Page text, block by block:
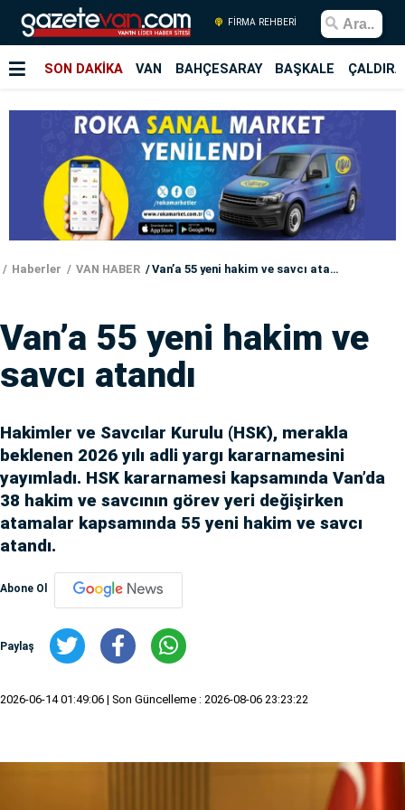
FİRMA REHBERİ
SON DAKİKA VAN BAHÇESARAY BAŞKALE
Haberler VAN HABER Van’a 55 yeni hakim ve savcı atandı
Van’a 55 yeni hakim ve
savcı atandı
Hakimler ve Savcılar Kurulu (HSK), merakla
beklenen 2026 yılı adli yargı kararnamesini
yayımladı. HSK kararnamesi kapsamında Van’da
38 hakim ve savcının görev yeri değişirken
atamalar kapsamında 55 yeni hakim ve savcı
atandı.
Abone Ol
Paylaş
2026-06-14 01:49:06 | Son Güncelleme : 2026-08-06 23:23:22